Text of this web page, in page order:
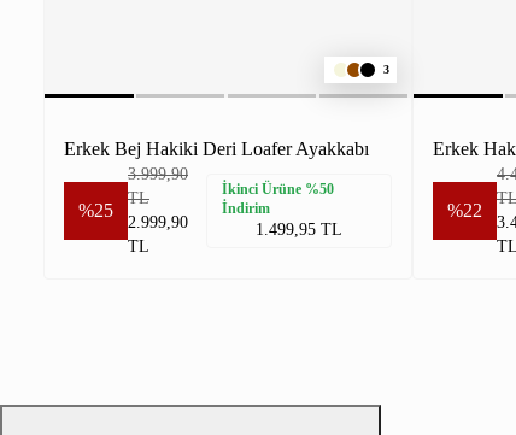
3
Erkek Bej Hakiki Deri Loafer Ayakkabı
%25
3.999,90
TL
2.999,90
TL
İkinci Ürüne %50
İndirim
1.499,95 TL
Erkek
%22
TL